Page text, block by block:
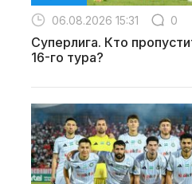
06.08.2026 15:31 0
Суперлига. Кто
16-го тура?